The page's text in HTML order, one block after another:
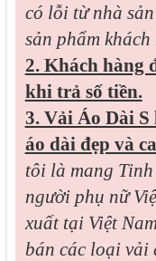
có lỗi từ nhà
sản phẩm
2. Khách hàng
khi trả số tiền.
3. Vải Áo Dài
áo dài đẹp và
tôi là mang
người phụ nữ
xuất tại Việt
bán các loại vải